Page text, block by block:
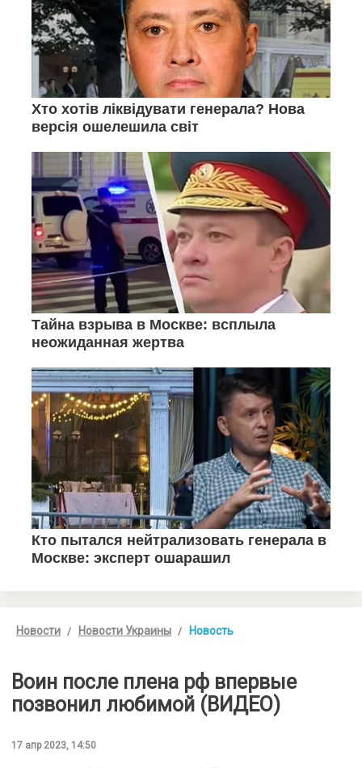
Новости Новости Украины Новость
Воин после плена рф впервые
позвонил любимой (ВИДЕО)
17 апр 2023, 14:50